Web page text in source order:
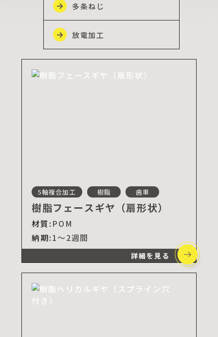
多条ねじ
放電加工
5軸複合加工 樹脂 歯車
樹脂フェースギヤ（扇形状）
材質: POM
納期:1～2週間
詳細を見る